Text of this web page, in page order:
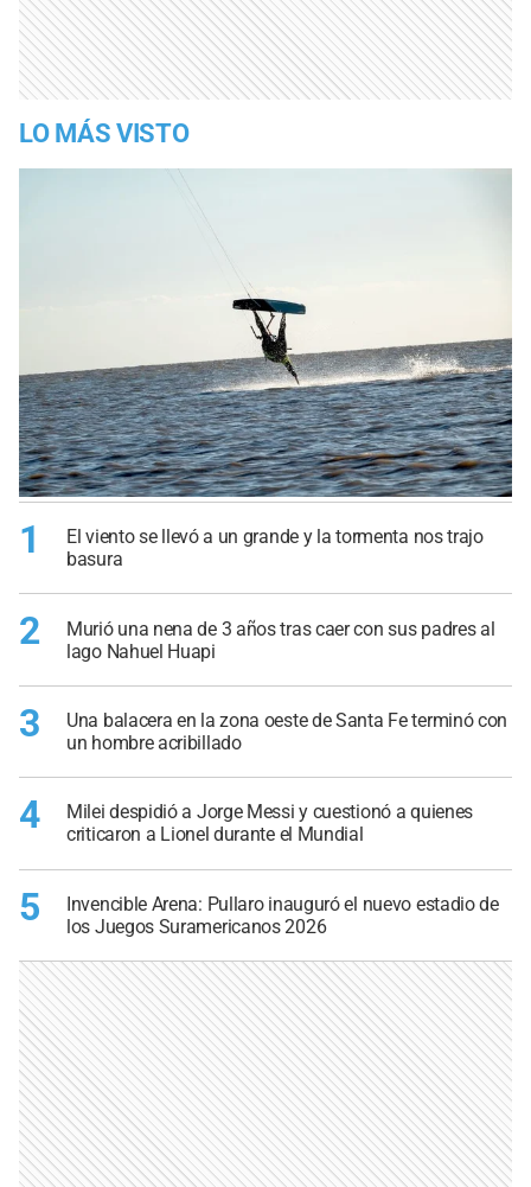
LO MÁS VISTO
1
El viento se llevó a un grande y la tormenta nos trajo
basura
2
Murió una nena de 3 años tras caer con sus padres al
lago Nahuel Huapi
3
Una balacera en la zona oeste de Santa Fe terminó con
un hombre acribillado
4
Milei despidió a Jorge Messi y cuestionó a quienes
criticaron a Lionel durante el Mundial
5
Invencible Arena: Pullaro inauguró el nuevo estadio de
los Juegos Suramericanos 2026